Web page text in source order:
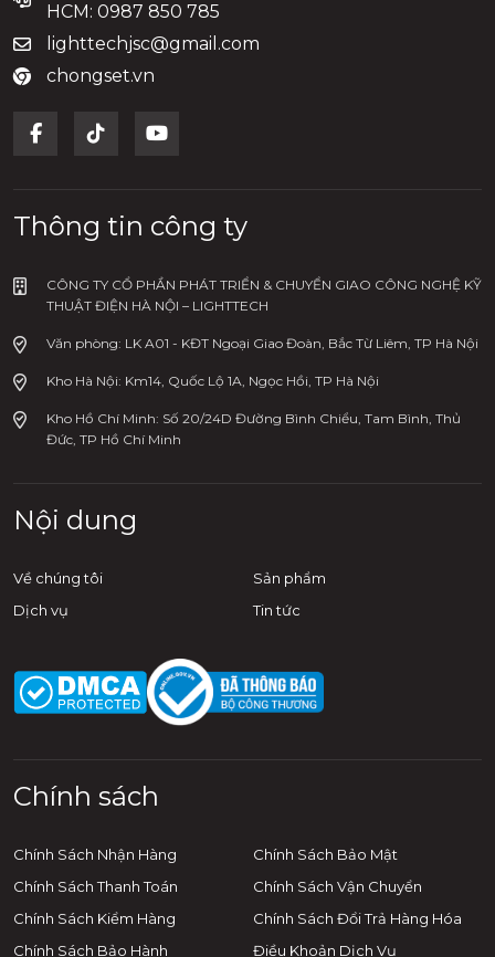
HCM: 0987 850 785
lighttechjsc@gmail.com
chongset.vn
Thông tin công ty
CÔNG TY CỔ PHẦN PHÁT TRIỂN & CHUYỂN GIAO CÔNG NGHỆ KỸ
THUẬT ĐIỆN HÀ NỘI – LIGHTTECH
Văn phòng: LK A01 - KĐT Ngoại Giao Đoàn, Bắc Từ Liêm, TP Hà Nội
Kho Hà Nội: Km14, Quốc Lộ 1A, Ngọc Hồi, TP Hà Nội
Kho Hồ Chí Minh: Số 20/24D Đường Bình Chiểu, Tam Bình, Thủ
Đức, TP Hồ Chí Minh
Nội dung
Về chúng tôi
Sản phẩm
Dịch vụ
Tin tức
Chính sách
Chính Sách Nhận Hàng
Chính Sách Bảo Mật
Chính Sách Thanh Toán
Chính Sách Vận Chuyển
Chính Sách Kiểm Hàng
Chính Sách Đổi Trả Hàng Hóa
Chính Sách Bảo Hành
Điều Khoản Dịch Vụ